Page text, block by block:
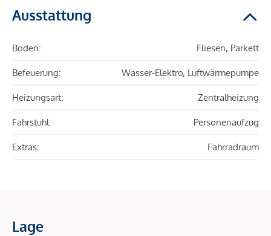
Ausstattung
Boden: Fliesen, Parkett
Befeuerung: Wasser-Elektro, Luftwärmepumpe
Heizungsart: Zentralheizung
Fahrstuhl: Personenaufzug
Extras: Fahrradraum
Lage